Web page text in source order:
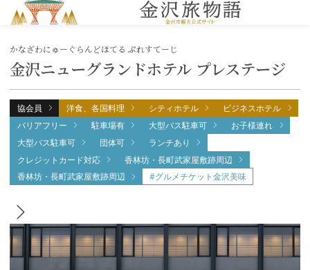
金沢ニューグランドホテル プレステージ
かなざわにゅーぐらんどほてる ぷれすてーじ
協会員 洋食、各国料理 シティホテル
ビジネスホテル
バリアフリー
駐車場有 大型バス駐車可
お子様連れ
大型バス駐車可
団体可
ランチあり
クレジットカード対応
香林坊・長町武家屋敷跡周辺
香林坊・長町武家屋敷跡周辺
#グルメチケット金沢美味